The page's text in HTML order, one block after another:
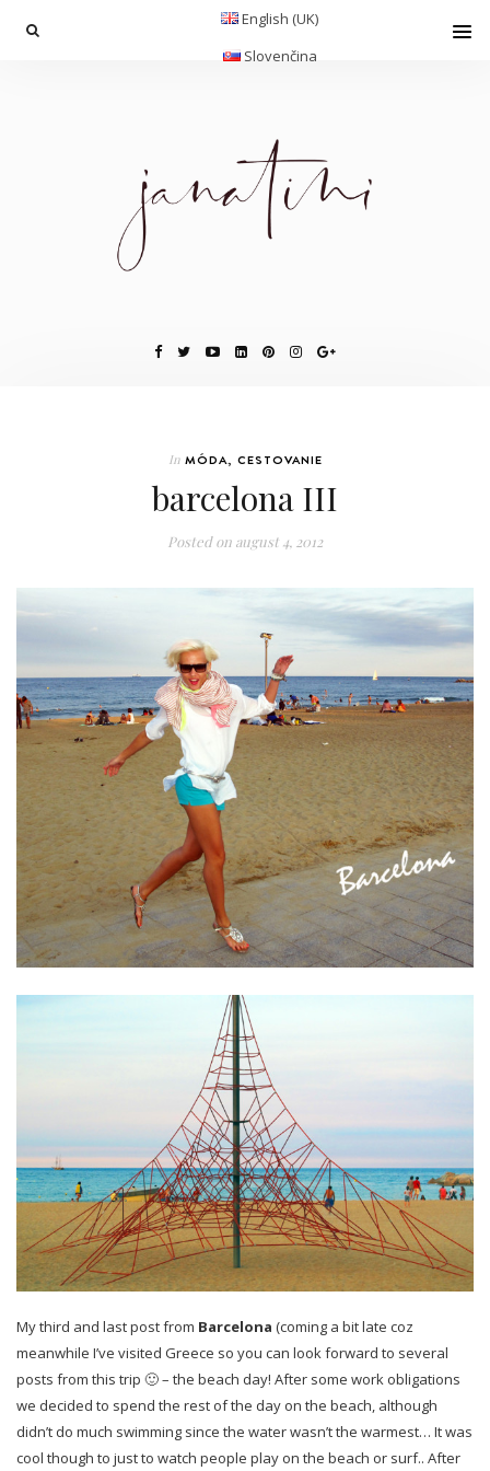
English (UK)
Slovenčina
In MÓDA, CESTOVANIE
barcelona III
Posted on august 4, 2012
My third and last post from Barcelona (coming a bit late coz
meanwhile I’ve visited Greece so you can look forward to several
posts from this trip 🙂 – the beach day! After some work obligations
we decided to spend the rest of the day on the beach, although
didn’t do much swimming since the water wasn’t the warmest… It was
cool though to just to watch people play on the beach or surf.. After